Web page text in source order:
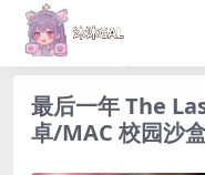
最后一年 The
卓/MAC 校园沙